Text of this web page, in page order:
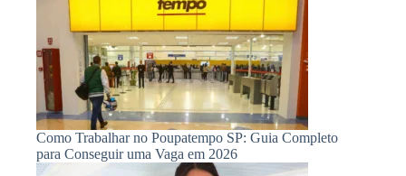
Como Trabalhar no Poupatempo SP: Guia Completo
para Conseguir uma Vaga em 2026